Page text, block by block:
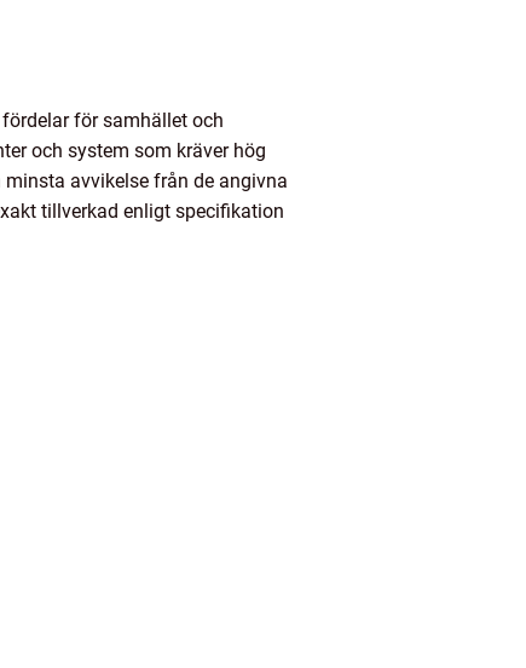
för samhället och
och system som kräver hög
avvikelse från de angivna
tillverkad enligt specifikation